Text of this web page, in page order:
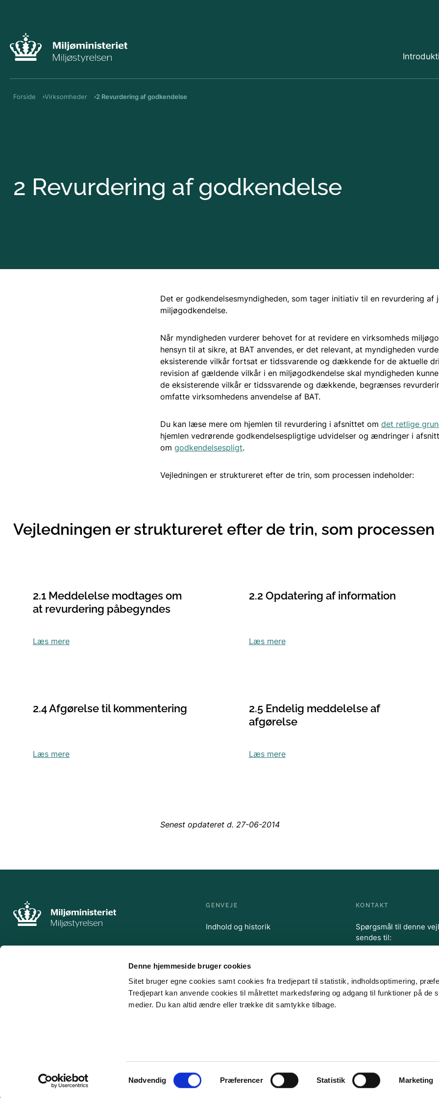
Denne hjemmeside bruger cookies
Sitet bruger egne cookies samt cookies fra tredjepart til statistik, indholdsoptimering,
Tredjepart kan anvende cookies til målrettet markedsføring og adgang til funktioner på de
medier. Du kan altid ændre eller trække dit samtykke tilbage.
Samtykkevalg
Nødvendig Præferencer Statistik Marketing
Forside Virksomheder 2 Revurdering af godkendelse
2 Revurdering af godkendelse
Det er godkendelsesmyndigheden, som tager initiativ til en revurdering af
miljøgodkendelse.
Når myndigheden vurderer behovet for at revidere en virksomheds
hensyn til at sikre, at BAT anvendes, er det relevant, at myndigheden
eksisterende vilkår fortsat er tidssvarende og dækkende for de aktuelle
revision af gældende vilkår i en miljøgodkendelse skal myndigheden
de eksisterende vilkår er tidssvarende og dækkende, begrænses
omfatte virksomhedens anvendelse af BAT.
Du kan læse mere om hjemlen til revurdering i afsnittet om det retlige
hjemlen vedrørende godkendelsespligtige udvidelser og ændringer i
om godkendelsespligt.
Vejledningen er struktureret efter de trin, som processen indeholder:
Vejledningen er struktureret efter de trin, som
2.1 Meddelelse modtages om
at revurdering påbegyndes
Læs mere
2.2 Opdatering af information
Læs mere
2.4 Afgørelse til kommentering
Læs mere
2.5 Endelig meddelelse af
afgørelse
Læs mere
Senest opdateret d. 27-06-2014
GENVEJE
Indhold og historik
KONTAKT
Spørgsmål til denne
sendes til:
mst@mst.dkAtt:
Tlf: 72 54 44 66
Miljøstyrelsens persondatapolitikTilgængelighedserklæringCookies